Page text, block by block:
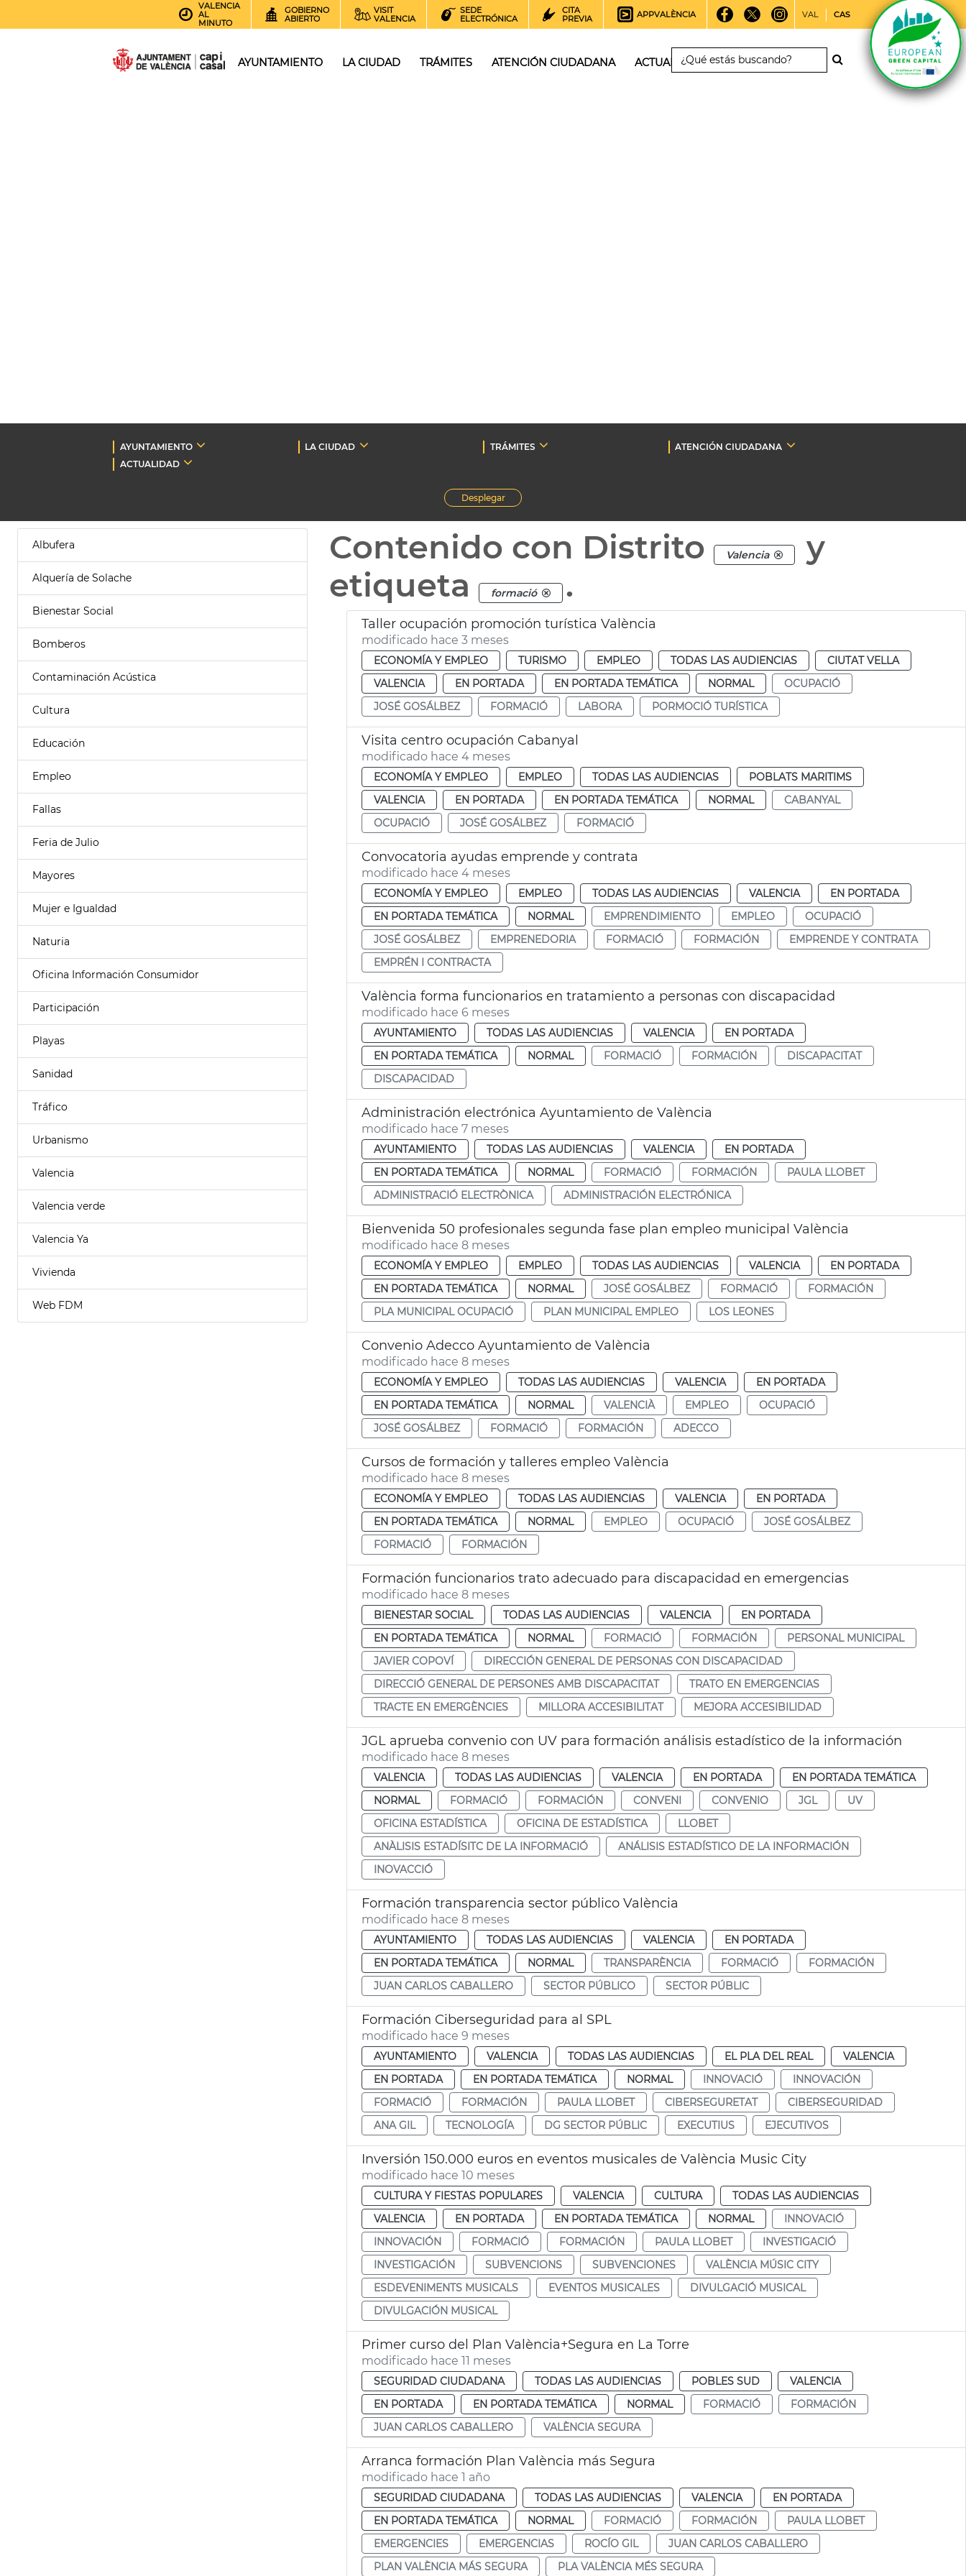
VALENCIA
AL
MINUTO
GOBIERNO
ABIERTO
VISIT
VALENCIA
SEDE
ELECTRÓNICA
CITA
PREVIA
APPVALÈNCIA VAL CAS
AYUNTAMIENTO LA CIUDAD TRÁMITES ATENCIÓN CIUDADANA ACTUALIDAD
AYUNTAMIENTO LA CIUDAD TRÁMITES
ATENCIÓN CIUDADANA
ACTUALIDAD
Desplegar
Albufera
Alquería de Solache
Bienestar Social
Bomberos
Contaminación Acústica
Cultura
Educación
Empleo
Fallas
Feria de Julio
Mayores
Mujer e Igualdad
Naturia
Oficina Información Consumidor
Participación
Playas
Sanidad
Tráfico
Urbanismo
Valencia
Valencia verde
Valencia Ya
Vivienda
Web FDM
Contenido con Distrito Valencia
y
etiqueta
formació .
Taller ocupación promoción turística València
modificado hace 3 meses
ECONOMÍA Y EMPLEO TURISMO EMPLEO TODAS LAS AUDIENCIAS
CIUTAT VELLA
VALENCIA
EN PORTADA EN PORTADA TEMÁTICA NORMAL
OCUPACIÓ
JOSÉ GOSÁLBEZ
FORMACIÓ LABORA PORMOCIÓ TURÍSTICA
Visita centro ocupación Cabanyal
modificado hace 4 meses
ECONOMÍA Y EMPLEO EMPLEO TODAS LAS AUDIENCIAS
POBLATS MARITIMS
VALENCIA
EN PORTADA EN PORTADA TEMÁTICA NORMAL
CABANYAL
OCUPACIÓ
JOSÉ GOSÁLBEZ FORMACIÓ
Convocatoria ayudas emprende y contrata
modificado hace 4 meses
ECONOMÍA Y EMPLEO EMPLEO TODAS LAS AUDIENCIAS VALENCIA
EN PORTADA
EN PORTADA TEMÁTICA
NORMAL EMPRENDIMIENTO EMPLEO
OCUPACIÓ
JOSÉ GOSÁLBEZ
EMPRENEDORIA FORMACIÓ FORMACIÓN
EMPRENDE Y CONTRATA
EMPRÉN I CONTRACTA
València forma funcionarios en tratamiento a personas con discapacidad
modificado hace 6 meses
AYUNTAMIENTO TODAS LAS AUDIENCIAS VALENCIA
EN PORTADA
EN PORTADA TEMÁTICA
NORMAL FORMACIÓ FORMACIÓN
DISCAPACITAT
DISCAPACIDAD
Administración electrónica Ayuntamiento de València
modificado hace 7 meses
AYUNTAMIENTO TODAS LAS AUDIENCIAS VALENCIA
EN PORTADA
EN PORTADA TEMÁTICA
NORMAL FORMACIÓ FORMACIÓN
PAULA LLOBET
ADMINISTRACIÓ ELECTRÒNICA
ADMINISTRACIÓN ELECTRÓNICA
Bienvenida 50 profesionales segunda fase plan empleo municipal València
modificado hace 8 meses
ECONOMÍA Y EMPLEO EMPLEO TODAS LAS AUDIENCIAS VALENCIA
EN PORTADA
EN PORTADA TEMÁTICA
NORMAL JOSÉ GOSÁLBEZ FORMACIÓ
FORMACIÓN
PLA MUNICIPAL OCUPACIÓ
PLAN MUNICIPAL EMPLEO LOS LEONES
Convenio Adecco Ayuntamiento de València
modificado hace 8 meses
ECONOMÍA Y EMPLEO TODAS LAS AUDIENCIAS VALENCIA
EN PORTADA
EN PORTADA TEMÁTICA
NORMAL VALENCIÀ EMPLEO
OCUPACIÓ
JOSÉ GOSÁLBEZ
FORMACIÓ FORMACIÓN ADECCO
Cursos de formación y talleres empleo València
modificado hace 8 meses
ECONOMÍA Y EMPLEO TODAS LAS AUDIENCIAS VALENCIA
EN PORTADA
EN PORTADA TEMÁTICA
NORMAL EMPLEO OCUPACIÓ
JOSÉ GOSÁLBEZ
FORMACIÓ
FORMACIÓN
Formación funcionarios trato adecuado para discapacidad en emergencias
modificado hace 8 meses
BIENESTAR SOCIAL TODAS LAS AUDIENCIAS VALENCIA
EN PORTADA
EN PORTADA TEMÁTICA
NORMAL FORMACIÓ FORMACIÓN
PERSONAL MUNICIPAL
JAVIER COPOVÍ
DIRECCIÓN GENERAL DE PERSONAS CON DISCAPACIDAD
DIRECCIÓ GENERAL DE PERSONES AMB DISCAPACITAT
TRATO EN EMERGENCIAS
TRACTE EN EMERGÈNCIES
MILLORA ACCESIBILITAT MEJORA ACCESIBILIDAD
JGL aprueba convenio con UV para formación análisis estadístico de la información
modificado hace 8 meses
VALENCIA TODAS LAS AUDIENCIAS VALENCIA EN PORTADA
EN PORTADA TEMÁTICA
NORMAL
FORMACIÓ FORMACIÓN CONVENI CONVENIO JGL
UV
OFICINA ESTADÍSTICA
OFICINA DE ESTADÍSTICA
LLOBET
ANÀLISIS ESTADÍSITC DE LA INFORMACIÓ
ANÁLISIS ESTADÍSTICO DE LA INFORMACIÓN
INOVACCIÓ
Formación transparencia sector público València
modificado hace 8 meses
AYUNTAMIENTO TODAS LAS AUDIENCIAS VALENCIA
EN PORTADA
EN PORTADA TEMÁTICA
NORMAL TRANSPARÈNCIA FORMACIÓ
FORMACIÓN
JUAN CARLOS CABALLERO
SECTOR PÚBLICO SECTOR PÚBLIC
Formación Ciberseguridad para al SPL
modificado hace 9 meses
AYUNTAMIENTO VALENCIA TODAS LAS AUDIENCIAS EL PLA DEL REAL
VALENCIA
EN PORTADA
EN PORTADA TEMÁTICA NORMAL INNOVACIÓ
INNOVACIÓN
FORMACIÓ
FORMACIÓN PAULA LLOBET CIBERSEGURETAT
CIBERSEGURIDAD
ANA GIL
TECNOLOGÍA DG SECTOR PÚBLIC EXECUTIUS EJECUTIVOS
Inversión 150.000 euros en eventos musicales de València Music City
modificado hace 10 meses
CULTURA Y FIESTAS POPULARES VALENCIA CULTURA
TODAS LAS AUDIENCIAS
VALENCIA
EN PORTADA EN PORTADA TEMÁTICA NORMAL
INNOVACIÓ
INNOVACIÓN
FORMACIÓ FORMACIÓN PAULA LLOBET
INVESTIGACIÓ
INVESTIGACIÓN
SUBVENCIONS SUBVENCIONES
VALÈNCIA MÚSIC CITY
ESDEVENIMENTS MUSICALS
EVENTOS MUSICALES
DIVULGACIÓ MUSICAL
DIVULGACIÓN MUSICAL
Primer curso del Plan València+Segura en La Torre
modificado hace 11 meses
SEGURIDAD CIUDADANA TODAS LAS AUDIENCIAS POBLES SUD
VALENCIA
EN PORTADA
EN PORTADA TEMÁTICA NORMAL FORMACIÓ
FORMACIÓN
JUAN CARLOS CABALLERO
VALÈNCIA SEGURA
Arranca formación Plan València más Segura
modificado hace 1 año
SEGURIDAD CIUDADANA TODAS LAS AUDIENCIAS VALENCIA
EN PORTADA
EN PORTADA TEMÁTICA
NORMAL FORMACIÓ FORMACIÓN
PAULA LLOBET
EMERGENCIES
EMERGENCIAS ROCÍO GIL
JUAN CARLOS CABALLERO
PLAN VALÈNCIA MÁS SEGURA
PLA VALÈNCIA MÉS SEGURA